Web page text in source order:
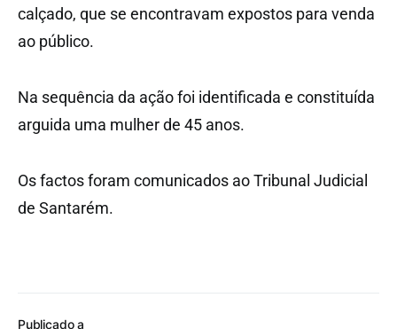
Publicado a
calçado, que se encontravam expostos para venda
ao público.
Na sequência da ação foi identificada e constituída
arguida uma mulher de 45 anos.
Os factos foram comunicados ao Tribunal Judicial
de Santarém.